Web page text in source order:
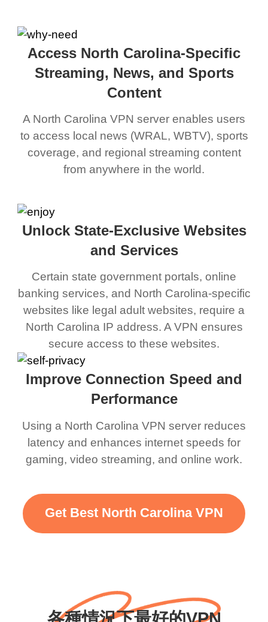
Access North Carolina-Specific
Streaming, News, and Sports
Content
A North Carolina VPN server enables users
to access local news (WRAL, WBTV), sports
coverage, and regional streaming content
from anywhere in the world.
Unlock State-Exclusive Websites
and Services
Certain state government portals, online
banking services, and North Carolina-specific
websites like legal adult websites, require a
North Carolina IP address. A VPN ensures
secure access to these websites.
Improve Connection Speed and
Performance
Using a North Carolina VPN server reduces
latency and enhances internet speeds for
gaming, video streaming, and online work.
Get Best North Carolina VPN